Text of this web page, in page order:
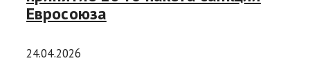
Евросоюза
24.04.2026